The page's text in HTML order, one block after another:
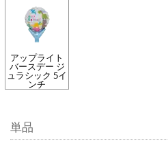
アップライト
バースデー ジ
ュラシック 5イ
ンチ
単品